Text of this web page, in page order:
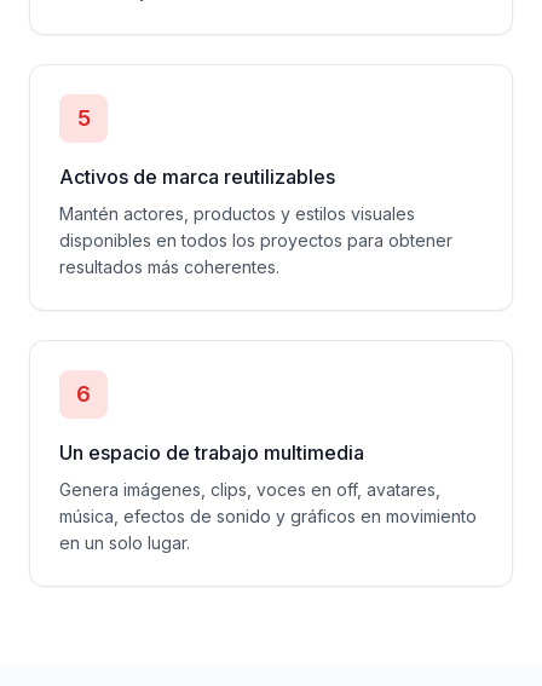
5
Activos de marca reutilizables
Mantén actores, productos y estilos visuales
disponibles en todos los proyectos para obtener
resultados más coherentes.
6
Un espacio de trabajo multimedia
Genera imágenes, clips, voces en off, avatares,
música, efectos de sonido y gráficos en movimiento
en un solo lugar.